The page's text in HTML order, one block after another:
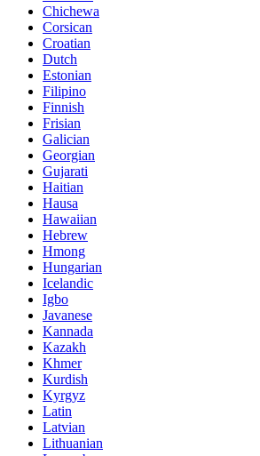
Chichewa
Corsican
Croatian
Dutch
Estonian
Filipino
Finnish
Frisian
Galician
Georgian
Gujarati
Haitian
Hausa
Hawaiian
Hebrew
Hmong
Hungarian
Icelandic
Igbo
Javanese
Kannada
Kazakh
Khmer
Kurdish
Kyrgyz
Latin
Latvian
Lithuanian